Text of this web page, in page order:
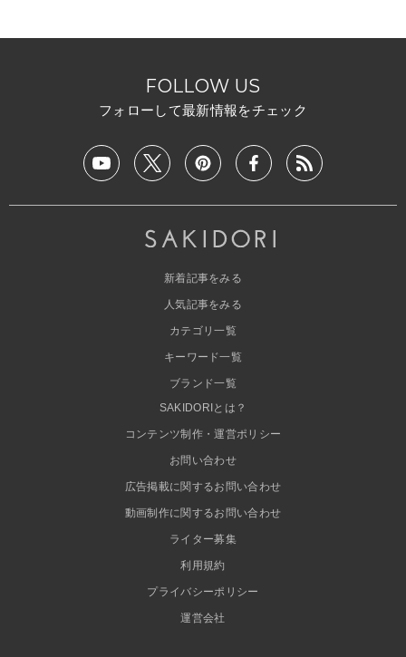
FOLLOW US
フォローして最新情報をチェック
新着記事をみる
人気記事をみる
カテゴリ一覧
キーワード一覧
ブランド一覧
SAKIDORIとは？
コンテンツ制作・運営ポリシー
お問い合わせ
広告掲載に関するお問い合わせ
動画制作に関するお問い合わせ
ライター募集
利用規約
プライバシーポリシー
運営会社